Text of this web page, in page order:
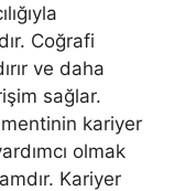
Coğrafi
ve daha
sağlar.
kariyer
olmak
Kariyer